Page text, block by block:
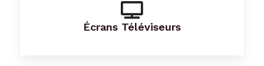
Écrans Téléviseurs